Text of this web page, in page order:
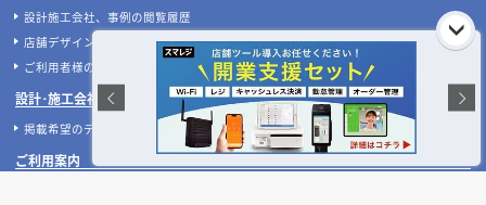
内装の費用相場シミュレーター
無料相談フォーム
【2026年最新】店舗開業・改装に使える補助金
デザイン設計・施工会社を探す
人気のおすすめ内装業者・ランキング
店舗デザイン・設計会社のテーマ別比較
店舗・商業施設の施工事例を探す